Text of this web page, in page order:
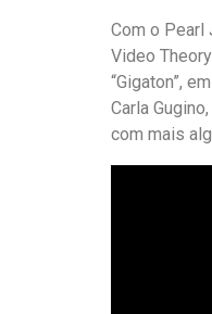
Com o Pearl
Video
“Gigaton”,
Carla
com mais